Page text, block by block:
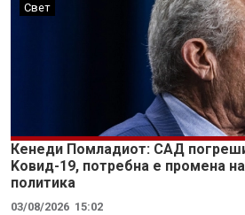
Свет
Кенеди Помладиот: САД
Kовид-19, потребна е промена
политика
03/08/2026 15:02